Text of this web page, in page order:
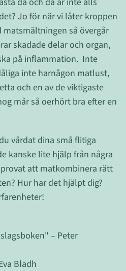
Jo för när vi låter kroppen
så övergår
skadade delar och organ,
på inflammation. Inte
inte harnågon matlust,
och en av de viktigaste
mår så oerhört bra efter en
vårdat dina små flitiga
kanske lite hjälp från några
att matkombinera rätt
Hur har det hjälpt dig?
– Peter
Bladh